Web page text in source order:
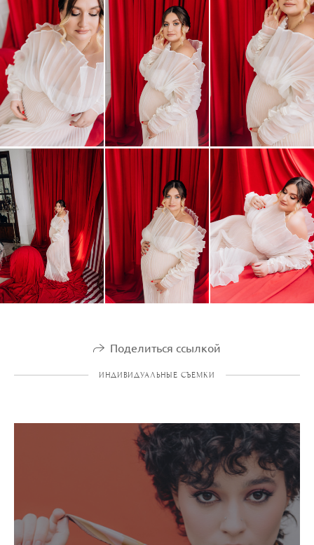
Поделиться ссылкой
ИНДИВИДУАЛЬНЫЕ СЪЕМКИ